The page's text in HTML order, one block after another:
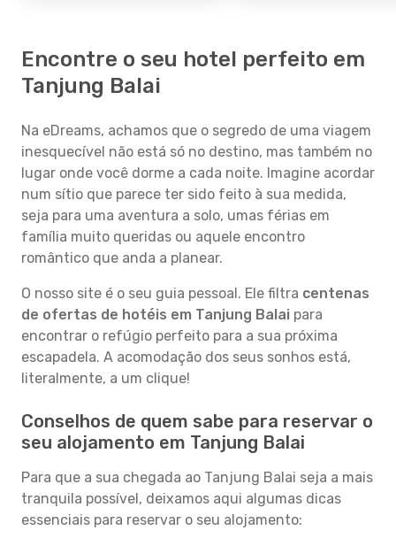
Encontre o seu hotel perfeito em
Tanjung Balai
Na eDreams, achamos que o segredo de uma viagem
inesquecível não está só no destino, mas também no
lugar onde você dorme a cada noite. Imagine acordar
num sítio que parece ter sido feito à sua medida,
seja para uma aventura a solo, umas férias em
família muito queridas ou aquele encontro
romântico que anda a planear.
O nosso site é o seu guia pessoal. Ele filtra centenas
de ofertas de hotéis em Tanjung Balai para
encontrar o refúgio perfeito para a sua próxima
escapadela. A acomodação dos seus sonhos está,
literalmente, a um clique!
Conselhos de quem sabe para reservar o
seu alojamento em Tanjung Balai
Para que a sua chegada ao Tanjung Balai seja a mais
tranquila possível, deixamos aqui algumas dicas
essenciais para reservar o seu alojamento: